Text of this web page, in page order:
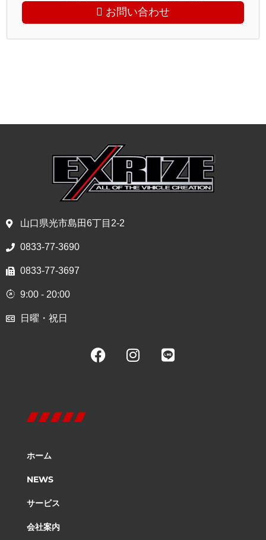
お問い合わせ
山口県光市島田6丁目2-2
0833-77-3690
0833-77-3697
9:00 - 20:00
日曜・祝日
ホーム
NEWS
サービス
会社案内